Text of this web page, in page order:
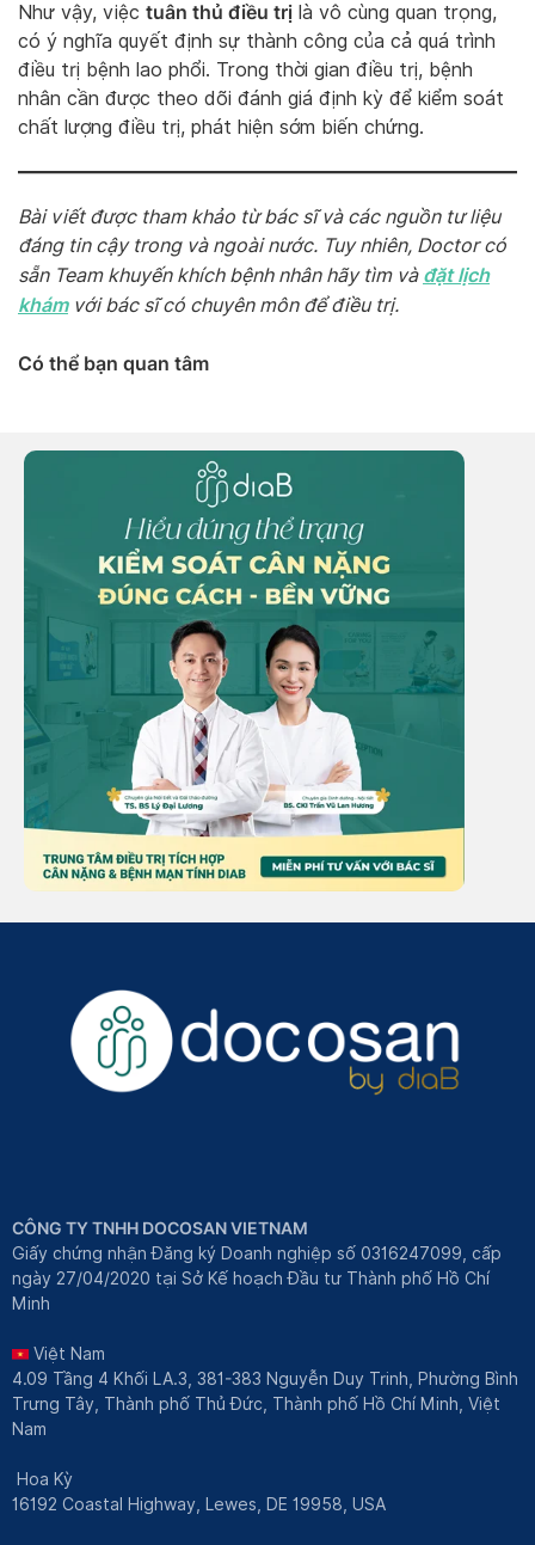
Như vậy, việc tuân thủ điều trị là vô cùng quan trọng,
có ý nghĩa quyết định sự thành công của cả quá trình
điều trị bệnh lao phổi. Trong thời gian điều trị, bệnh
nhân cần được theo dõi đánh giá định kỳ để kiểm soát
chất lượng điều trị, phát hiện sớm biến chứng.
Bài viết được tham khảo từ bác sĩ và các nguồn tư liệu
đáng tin cậy trong và ngoài nước. Tuy nhiên, Doctor có
sẵn Team khuyến khích bệnh nhân hãy tìm và đặt lịch
khámvới bác sĩ có chuyên môn để điều trị.
Có thể bạn quan tâm
CÔNG TY TNHH DOCOSAN VIETNAM
Giấy chứng nhận Đăng ký Doanh nghiệp số 0316247099, cấp
ngày 27/04/2020 tại Sở Kế hoạch Đầu tư Thành phố Hồ Chí
Minh
Việt Nam
4.09 Tầng 4 Khối LA.3, 381-383 Nguyễn Duy Trinh, Phường Bình
Trưng Tây, Thành phố Thủ Đức, Thành phố Hồ Chí Minh, Việt
Nam
Hoa Kỳ
16192 Coastal Highway, Lewes, DE 19958, USA